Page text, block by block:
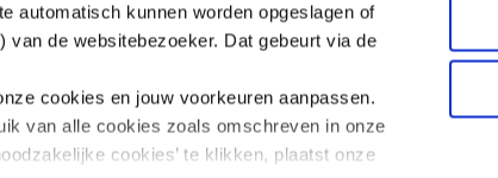
automatisch kunnen worden opgeslagen of
de websitebezoeker. Dat gebeurt via de
cookies en jouw voorkeuren aanpassen.
van alle cookies zoals omschreven in onze
cookies’ te klikken, plaatst onze